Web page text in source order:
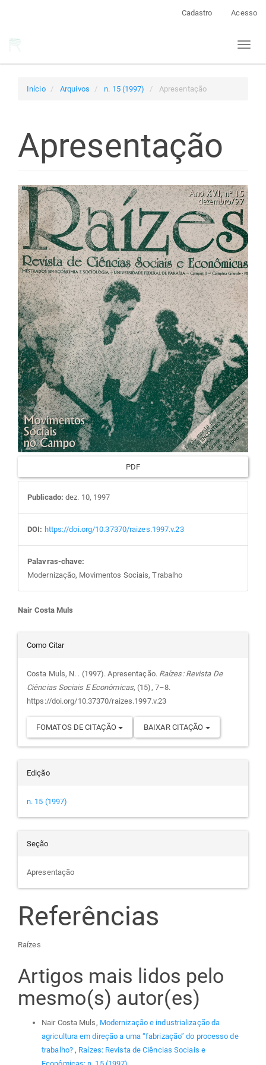
Cadastro Acesso
Toggle
Início Arquivos n. 15 (1997) Apresentação
Apresentação
Barra
lateral
de
artigos
PDF
Publicado: dez. 10, 1997
DOI: https://doi.org/10.37370/raizes.1997.v.23
Palavras-chave:
Modernização, Movimentos Sociais, Trabalho
Conteúdo
do
artigo
principal
Nair Costa Muls
Detalhes
do
artigo
Como Citar
Costa Muls, N. . (1997). Apresentação. Raízes: Revista De
Ciências Sociais E Econômicas, (15), 7–8.
https://doi.org/10.37370/raizes.1997.v.23
FOMATOS DE CITAÇÃO BAIXAR CITAÇÃO
Edição
n. 15 (1997)
Seção
Apresentação
Referências
Raízes
Artigos mais lidos pelo
mesmo(s) autor(es)
Nair Costa Muls, Modernização e industrialização da
agricultura em direção a uma “fabrização” do processo de
trabalho? , Raízes: Revista de Ciências Sociais e